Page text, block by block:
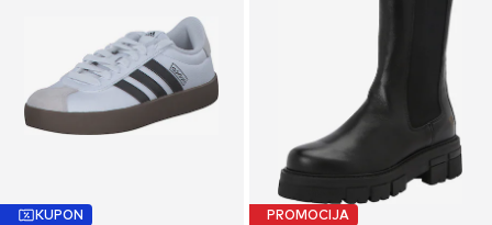
KUPON PROMOCIJA